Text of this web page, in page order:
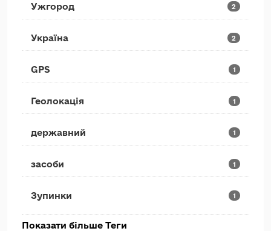
Ужгород 2
Україна 2
GPS 1
Геолокація 1
державний 1
засоби 1
Зупинки 1
Показати більше Теги